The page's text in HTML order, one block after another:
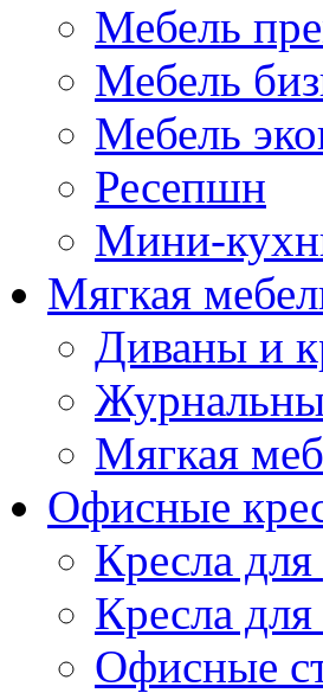
Мебель
Мебель
Мебель
Ресепшн
Мини-
Мягкая
Диваны и
Мягкая
Офисные
Кресла
Кресла
Офисные